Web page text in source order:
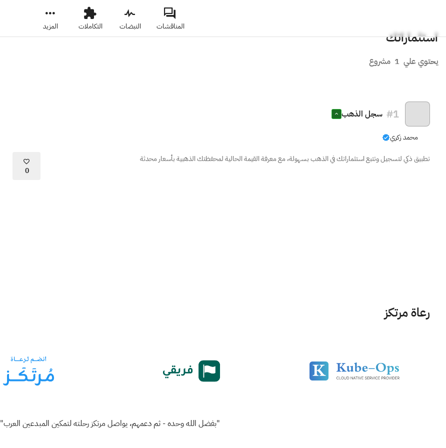
المناقشات النبضات التكاملات المزيد
استثماراتك
يحتوي علي 1 مشروع
#1 سجل الذهب
محمد زكري
تطبيق ذكي لتسجيل وتتبع استثماراتك في الذهب بسهولة، مع معرفة القيمة الحالية لمحفظتك الذهبية بأسعار محدثة
0
رعاة مرتكز
"بفضل الله وحده - ثم دعمهم، يواصل مرتكز رحلته لتمكين المبدعين العرب"